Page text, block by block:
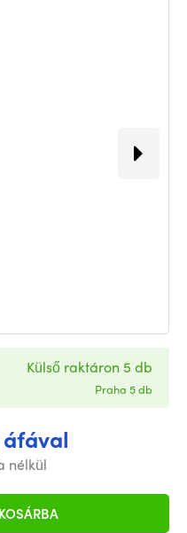
áfával
nélkül
KOSÁRBA
Külső raktáron 5 db
Praha 5 db